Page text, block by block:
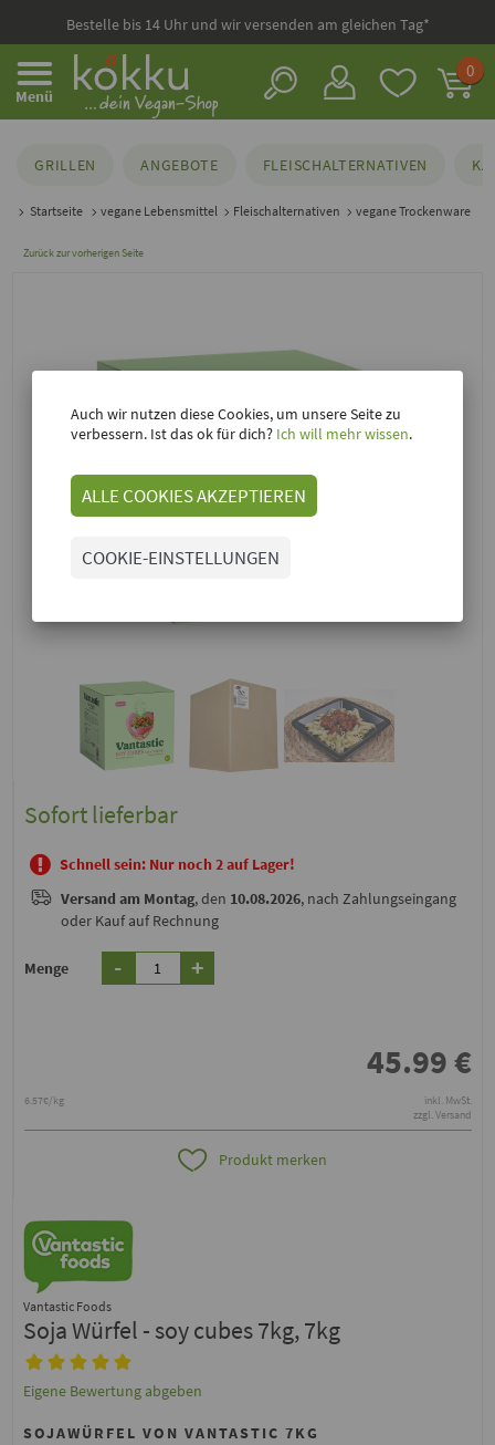
Bestelle bis 14 Uhr und wir versenden am gleichen Tag*
Menü
0
GRILLEN ANGEBOTE FLEISCHALTERNATIVEN
Startseite vegane Lebensmittel Fleischalternativen vegane Trockenware
Zurück zur vorherigen Seite
Sofort lieferbar
Schnell sein: Nur noch 2 auf Lager!
Versand am Montag, den 10.08.2026, nach Zahlungseingang
oder Kauf auf Rechnung
Menge - +
45.99€
6.57€/kg
inkl. MwSt.
zzgl. Versand
Produkt merken
Vantastic Foods
Soja Würfel - soy cubes 7kg, 7kg
Eigene Bewertung abgeben
SOJAWÜRFEL VON VANTASTIC 7KG
Auch wir nutzen diese Cookies, um unsere Seite zu
verbessern. Ist das ok für dich? Ich will mehr wissen.
ALLE COOKIES AKZEPTIEREN
COOKIE-EINSTELLUNGEN